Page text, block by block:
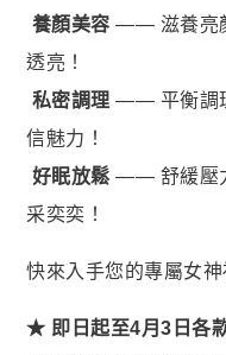
猛虎．酵母B群+酵母鋅
🏅 世界品質評鑑-特金獎
狀元・葉黃素+玉米黃素
金榜．85% rTG高純度
赤兔．海藻鈣鎂D3K2
傾城．德國水解膠原蛋
養顏美容 —— 滋養亮
透亮！
私密調理 —— 平衡調
信魅力！
好眠放鬆 —— 舒緩壓
采奕奕！
快來入手您的專屬女
★ 即日起至4月3日各